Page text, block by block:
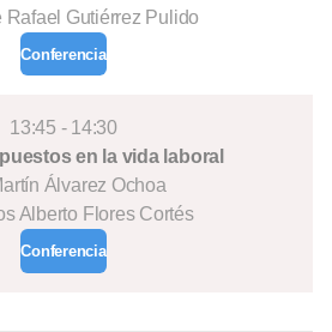
Rafael Gutiérrez Pulido
Conferencia
13:45 - 14:30
en la vida laboral
Álvarez Ochoa
Alberto Flores Cortés
Conferencia